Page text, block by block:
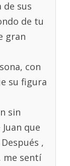
sus
de tu
gran
con
su figura
sin
que
,
me sentí